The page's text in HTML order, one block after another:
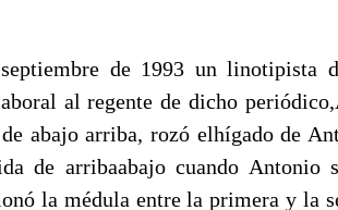
de 1993 un linotipista
al regente de dicho
abajo arriba, rozó elhígado de
de arribaabajo cuando Antonio
la médula entre la primera y la